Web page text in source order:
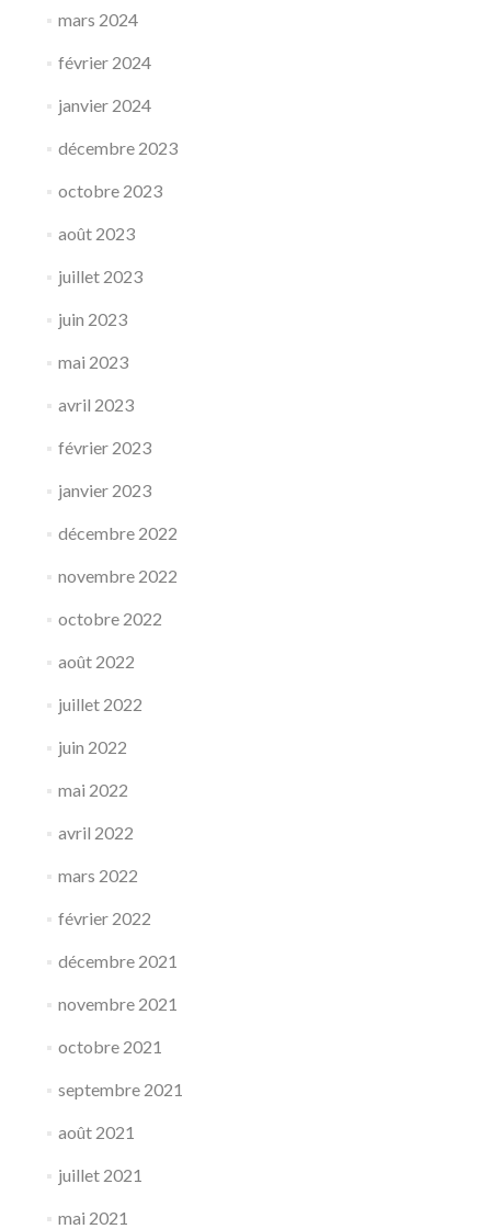
mars 2024
février 2024
janvier 2024
décembre 2023
octobre 2023
août 2023
juillet 2023
juin 2023
mai 2023
avril 2023
février 2023
janvier 2023
décembre 2022
novembre 2022
octobre 2022
août 2022
juillet 2022
juin 2022
mai 2022
avril 2022
mars 2022
février 2022
décembre 2021
novembre 2021
octobre 2021
septembre 2021
août 2021
juillet 2021
mai 2021